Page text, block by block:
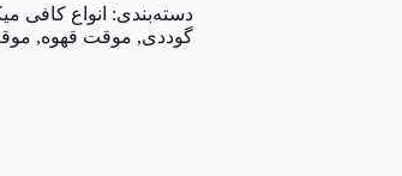
دسته‌بندی: انواع کافی
گوددی, موقت قهوه,